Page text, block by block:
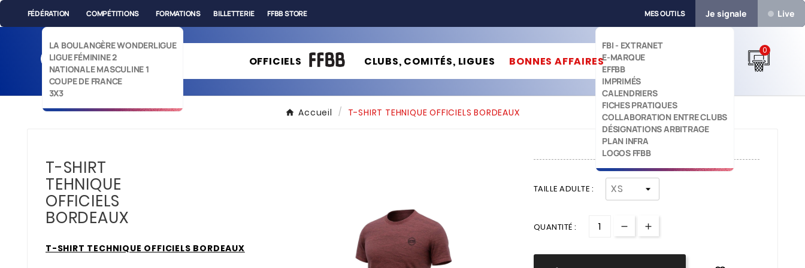
FÉDÉRATION COMPÉTITIONS
LA BOULANGÈRE WONDERLIGUE
LIGUE FÉMININE 2
NATIONALE MASCULINE 1
COUPE DE FRANCE
3X3
FORMATIONS BILLETTERIE FFBB STORE MES OUTILS
FBI - EXTRANET
E-MARQUE
EFFBB
IMPRIMÉS
CALENDRIERS
FICHES PRATIQUES
COLLABORATION ENTRE CLUBS
DÉSIGNATIONS ARBITRAGE
PLAN INFRA
LOGOS FFBB
Je signale Live
OFFICIELS CLUBS, COMITÉS, LIGUES BONNES AFFAIRES
0
Accueil T-SHIRT TEHNIQUE OFFICIELS BORDEAUX
T-SHIRT
TEHNIQUE
OFFICIELS
BORDEAUX
T-SHIRT TECHNIQUE OFFICIELS BORDEAUX
TAILLE ADULTE :
QUANTITÉ :